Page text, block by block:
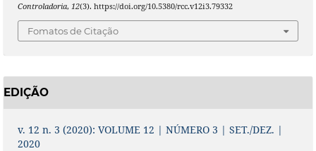
Controladoria, 12(3). https://doi.org/10.5380/rcc.v12i3.79332
Fomatos de Citação
EDIÇÃO
v. 12 n. 3 (2020): VOLUME 12 | NÚMERO 3 | SET./DEZ. |
2020